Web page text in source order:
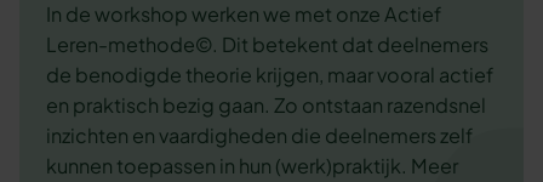
In de workshop werken we met onze Actief
Leren-methode©. Dit betekent dat deelnemers
de benodigde theorie krijgen, maar vooral actief
en praktisch bezig gaan. Zo ontstaan razendsnel
inzichten en vaardigheden die deelnemers zelf
kunnen toepassen in hun (werk)praktijk. Meer